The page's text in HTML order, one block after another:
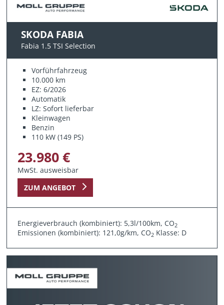
SKODA FABIA
Fabia 1.5 TSI Selection
Vorführfahrzeug
10.000 km
EZ: 6/2026
Automatik
LZ: Sofort lieferbar
Kleinwagen
Benzin
110 kW (149 PS)
23.980 €
MwSt. ausweisbar
ZUM ANGEBOT
Energieverbrauch (kombiniert): 5,3l/100km, CO2
Emissionen (kombiniert): 121,0g/km, CO2 Klasse: D